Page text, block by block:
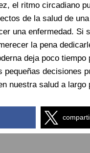
el ritmo circadiano
de la salud de
una enfermedad. Si
la pena
deja poco tiempo
pequeñas decisiones
nuestra salud a largo